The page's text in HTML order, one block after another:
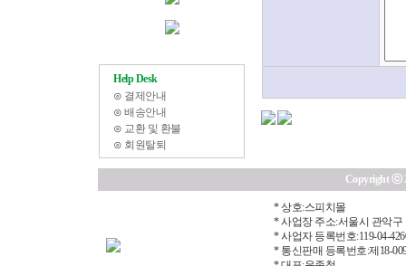
Help Desk
⊙ 결제안내
⊙배송안내
⊙ 교환 및 환불
⊙ 회원탈퇴
Copyright ⓒ
* 상호:스피치몰
* 사업장 주소:서울시 관악구
* 사업자 등록번호:119-04-
* 통신판매 등록번호:제18-